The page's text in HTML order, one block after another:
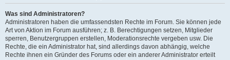
Was sind Administratoren?
Administratoren haben die umfassendsten Rechte im Forum. Sie können jede
Art von Aktion im Forum ausführen; z. B. Berechtigungen setzen, Mitglieder
sperren, Benutzergruppen erstellen, Moderationsrechte vergeben usw. Die
Rechte, die ein Administrator hat, sind allerdings davon abhängig, welche
Rechte ihnen ein Gründer des Forums oder ein anderer Administrator erteilt